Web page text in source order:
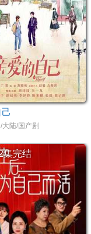
陆/国产剧
集完结